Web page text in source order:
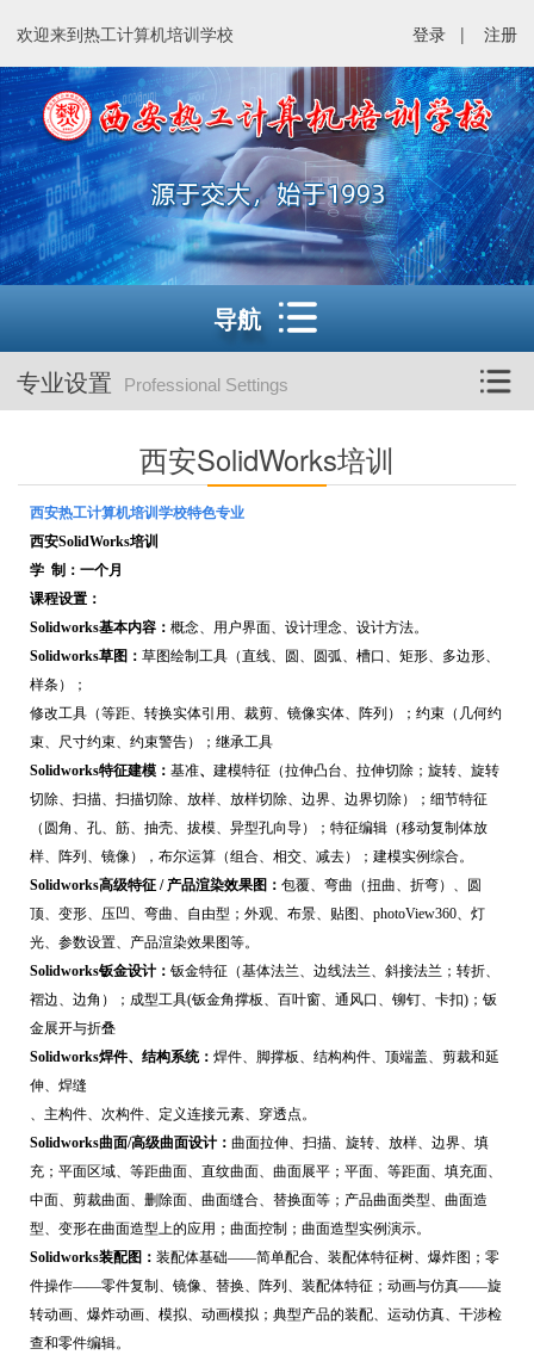
欢迎来到热工计算机培训学校 登录 | 注册
导航
专业设置 Professional Settings
西安SolidWorks培训
西安热工计算机培训学校特色专业
西安SolidWorks培训
学 制： 一个月
课程设置：
Solidworks基本内容： 概念、用户界面、设计理念、设计方法。
Solidworks草图： 草图绘制工具（直线、圆、圆弧、槽口、矩形、多边形、
样条）；
修改工具（等距、转换实体引用、裁剪、镜像实体、阵列）；约束（几何约
束、尺寸约束、约束警告）；继承工具
Solidworks特征建模： 基准、 建模特征（拉伸凸台、拉伸切除；旋转、旋转
切除、扫描、扫描切除、放样、放样切除、边界、边界切除）；细节特征
（圆角、孔、筋、抽壳、拔模、异型孔向导）；特征编辑（移动复制体放
样、阵列、镜像），布尔运算（组合、相交、减去）；建模实例综合。
Solidworks高级特征 / 产品渲染效果图： 包覆、弯曲（扭曲、折弯）、圆
顶、变形、压凹、弯曲、自由型；外观、布景、贴图、 photoView360、灯
光、参数设置、产品渲染效果图等。
Solidworks钣金设计： 钣金特征（基体法兰、边线法兰、斜接法兰；转折、
褶边、边角）；成型工具(钣金角撑板、百叶窗、通风口、铆钉、卡扣)；钣
金展开与折叠
Solidworks焊件、结构系统： 焊件、脚撑板、结构构件、顶端盖、剪裁和延
伸、焊缝
、主构件、次构件、定义连接元素、穿透点。
Solidworks曲面/高级曲面设计： 曲面拉伸、扫描、旋转、放样、边界、填
充；平面区域、等距曲面、直纹曲面、曲面展平；平面、等距面、填充面、
中面、剪裁曲面、删除面、曲面缝合、替换面等；产品曲面类型、曲面造
型、变形在曲面造型上的应用；曲面控制；曲面造型实例演示。
Solidworks装配图： 装配体基础——简单配合、装配体特征树、爆炸图；零
件操作——零件复制、镜像、替换、阵列、装配体特征；动画与仿真——旋
转动画、爆炸动画、模拟、动画模拟；典型产品的装配、运动仿真、干涉检
查和零件编辑。